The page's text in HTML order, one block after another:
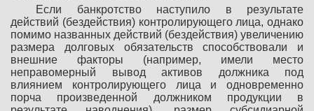
Если банкротство наступило в результате
действий (бездействия) контролирующего лица, однако
помимо названных действий (бездействия) увеличению
размера долговых обязательств способствовали и
внешние факторы (например, имели место
неправомерный вывод активов должника под
влиянием контролирующего лица и одновременно
порча произведенной должником продукции в